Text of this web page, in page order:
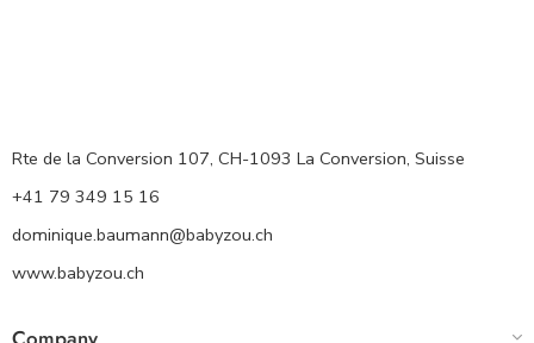
Rte de la Conversion 107, CH-1093 La Conversion, Suisse
+41 79 349 15 16
dominique.baumann@babyzou.ch
www.babyzou.ch